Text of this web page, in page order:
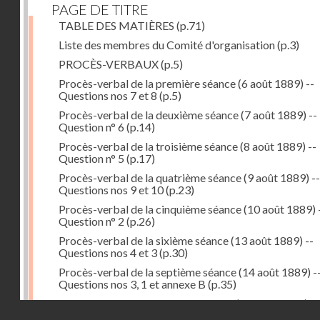
PAGE DE TITRE
TABLE DES MATIÈRES (p.71)
Liste des membres du Comité d'organisation(p.3)
PROCÈS-VERBAUX(p.5)
Procès-verbal de la première séance (6 août 1889) --
Questions nos 7 et 8 (p.5)
Procès-verbal de la deuxième séance (7 août 1889) --
Question n° 6 (p.14)
Procès-verbal de la troisième séance (8 août 1889) --
Question n° 5 (p.17)
Procès-verbal de la quatrième séance (9 août 1889) --
Questions nos 9 et 10(p.23)
Procès-verbal de la cinquième séance (10 août 1889)
Question n° 2 (p.26)
Procès-verbal de la sixième séance (13 août 1889) --
Questions nos 4 et 3(p.30)
Procès-verbal de la septième séance (14 août 1889)
Questions nos 3, 1 et annexe B (p.35)
Procès-verbal de la huitième séance (16 août 1889) --